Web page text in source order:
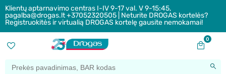
Klientų aptarnavimo centras I-IV 9-17 val. V 9-15:45,
pagalba@drogas.lt +37052320505 | Neturite DROGAS kortelės?
Registruokitės ir virtualią DROGAS kortelę gausite nemokamai!
0